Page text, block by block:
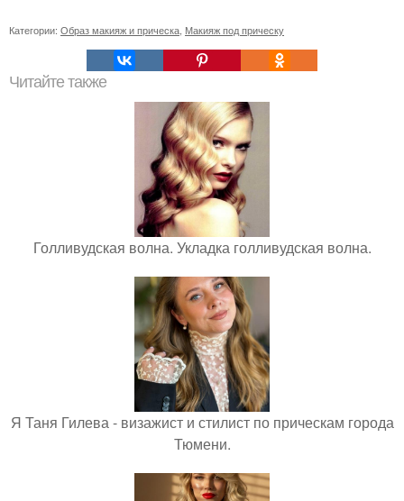
Категории: Образ макияж и прическа Макияж под прическу
Читайте также
Голливудская волна. Укладка голливудская волна.
Я Таня Гилева - визажист и стилист по прическам города
Тюмени.